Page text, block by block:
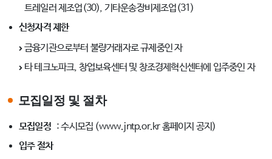
트레일러 제조업(30), 기타운송장비제조업(31)
신청자격 제한
금융기관으로부터 불량거래자로 규제중인 자
타 테크노파크, 창업보육센터 및 창조경제혁신센터에 입주중인 자
모집일정 및 절차
모집일정 : 수시모집 (www.jntp.or.kr 홈페이지 공지)
입주 절차